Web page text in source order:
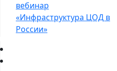
вебинар
«Инфраструктура ЦОД в
России»